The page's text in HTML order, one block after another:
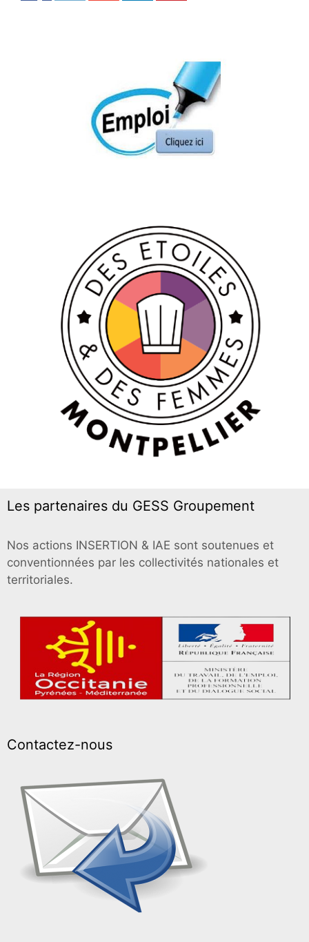
Les partenaires du GESS Groupement
Nos actions INSERTION & IAE sont soutenues et
conventionnées par les collectivités nationales et
territoriales.
Contactez-nous